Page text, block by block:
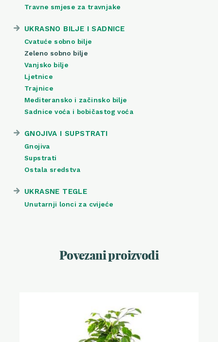
Travne smjese za travnjake
UKRASNO BILJE I SADNICE
Cvatuće sobno bilje
Zeleno sobno bilje
Vanjsko bilje
Ljetnice
Trajnice
Mediteransko i začinsko bilje
Sadnice voća i bobičastog voća
GNOJIVA I SUPSTRATI
Gnojiva
Supstrati
Ostala sredstva
UKRASNE TEGLE
Unutarnji lonci za cvijeće
Povezani proizvodi